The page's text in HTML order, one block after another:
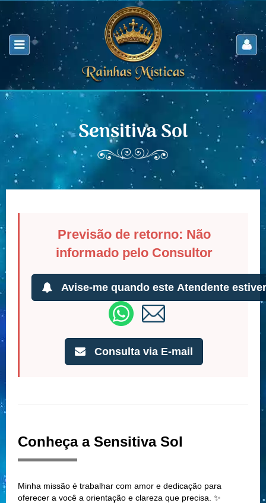
Sensitiva Sol
Previsão de retorno: Não
informado pelo Consultor
Avise-me quando este Atendente
Consulta via E-mail
Conheça a Sensitiva Sol
Minha missão é trabalhar com amor e dedicação para
oferecer a você a orientação e clareza que precisa. ✨